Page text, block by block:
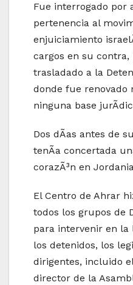
Fue interrogado por
pertenencia al
enjuiciamiento
cargos en su
trasladado a la
donde fue renovado
ninguna base
Dos dÃ­as antes de
tenÃ­a concertada
corazÃ³n en
El Centro de Ahrar
todos los grupos de
para intervenir en la
los detenidos, los
dirigentes, incluido
director de la